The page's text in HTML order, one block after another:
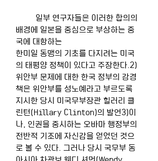
배경에 일본을 중심으로 부상하는 중
국에 대항하는
한미일 동맹의 기초를 다지려는 미국
의 태평양 정책이 있다고 주장한다.2)
위안부 문제에 대한 한국 정부의 강경
책은 위안부를 성노예라고 부르도록
지시한 당시 미국무부장관 힐러리 클
린턴(Hillary Clinton)의 발언3)이
나, 인권을 중시하는 오바마 행정부의
전반적 기조에 자신감을 얻었던 것으
로 볼 수 있다. 그러나 당시 국무부 동